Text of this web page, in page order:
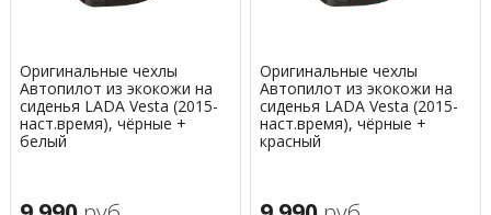
Оригинальные чехлы
Автопилот из экокожи на
сиденья LADA Vesta (2015-
наст.время), чёрные +
белый
Оригинальные чехлы
Автопилот из экокожи на
сиденья LADA Vesta (2015-
наст.время), чёрные +
красный